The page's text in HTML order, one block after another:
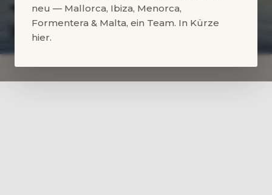
neu — Mallorca, Ibiza, Menorca,
Formentera & Malta, ein Team. In Kürze
hier.